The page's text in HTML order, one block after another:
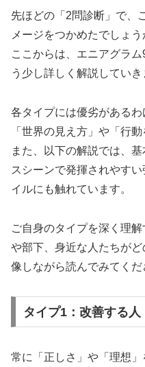
先ほどの「2問診断」で、
メージをつかめたでしょう
ここからは、エニアグラ
う少し詳しく解説していき
各タイプには優劣がある
「世界の見え方」や「行
また、以下の解説では、
スシーンで発揮されやす
イルにも触れています。
ご自身のタイプを深く理
や部下、身近な人たちが
像しながら読んでみてくだ
タイプ1：改善する人
常に「正しさ」や「理想